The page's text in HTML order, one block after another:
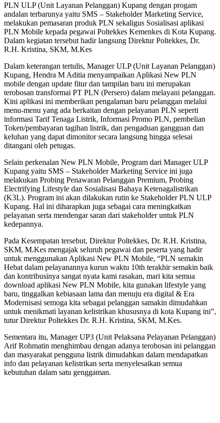
PLN ULP (Unit Layanan Pelanggan) Kupang dengan progam
andalan terbarunya yaitu SMS – Stakeholder Marketing Service,
melakukan pemasaran produk PLN sekaligus Sosialisasi aplikasi
PLN Mobile kepada pegawai Poltekkes Kemenkes di Kota Kupang.
Dalam kegiatan tersebut hadir langsung Direktur Poltekkes, Dr.
R.H. Kristina, SKM, M.Kes
Dalam keterangan tertulis, Manager ULP (Unit Layanan Pelanggan)
Kupang, Hendra M Aditia menyampaikan Aplikasi New PLN
mobile dengan update fitur dan tampilan baru ini merupakan
terobosan transformai PT PLN (Persero) dalam melayani pelanggan.
Kini aplikasi ini memberikan pengalaman baru pelanggan melalui
menu-menu yang ada berkaitan dengan pelayanan PLN seperti
informasi Tarif Tenaga Listrik, Informasi Promo PLN, pembelian
Token/pembayaran tagihan listrik, dan pengaduan gangguan dan
keluhan yang dapat dimonitor secara langsung hingga selesai
ditangani oleh petugas.
Selain perkenalan New PLN Mobile, Program dari Manager ULP
Kupang yaitu SMS – Stakeholder Marketing Service ini juga
melakukan Probing Penawaran Pelanggan Premium, Probing
Electrifying Lifestyle dan Sosialisasi Bahaya Ketenagalistrikan
(K3L). Program ini akan dilakukan rutin ke Stakeholder PLN ULP
Kupang. Hal ini diharapkan juga sebagai cara meningkatkan
pelayanan serta mendengar saran dari stakeholder untuk PLN
kedepannya.
Pada Kesempatan tersebut, Direktur Poltekkes, Dr. R.H. Kristina,
SKM, M.Kes mengajak seluruh pegawai dan peserta yang hadir
untuk menggunakan Aplikasi New PLN Mobile, “PLN semakin
Hebat dalam pelayanannya kurun waktu 10th terakhir semakin baik
dan kontribusinya sangat nyata kami rasakan, mari kita semua
download aplikasi New PLN Mobile, kita gunakan lifestyle yang
baru, tinggalkan kebiasaan lama dan menuju era digital & Era
Modernisasi semoga kita sebagai pelanggan samakin dimudahkan
untuk menikmati layanan kelistrikan khususnya di kota Kupang ini”,
tutur Direktur Poltekkes Dr. R.H. Kristina, SKM, M.Kes.
Sementara itu, Manager UP3 (Unit Pelaksana Pelayanan Pelanggan)
Arif Rohmatin menghimbau dengan adanya terobosan ini pelanggan
dan masyarakat pengguna listrik dimudahkan dalam mendapatkan
info dan pelayanan kelistrikan serta menyelesaikan semua
kebutuhan dalam satu genggaman.